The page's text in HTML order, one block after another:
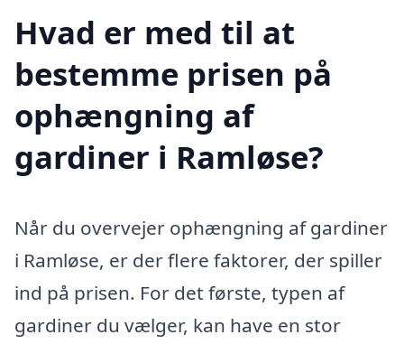
Hvad er med til at
bestemme prisen på
ophængning af
gardiner i Ramløse?
Når du overvejer ophængning af gardiner
i Ramløse, er der flere faktorer, der spiller
ind på prisen. For det første, typen af
gardiner du vælger, kan have en stor